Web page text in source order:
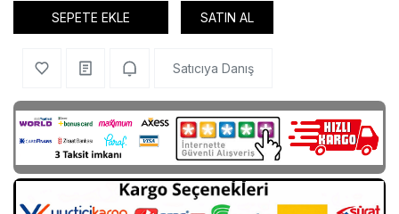
SEPETE EKLE SATIN AL
Satıcıya Danış